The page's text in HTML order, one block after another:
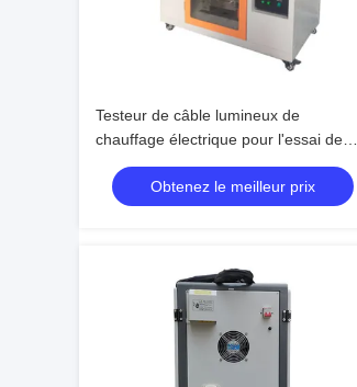
Testeur de câble lumineux de
chauffage électrique pour l'essai de
l'inflammabilité des équipements
d'éclairageObtenez le meilleur prix